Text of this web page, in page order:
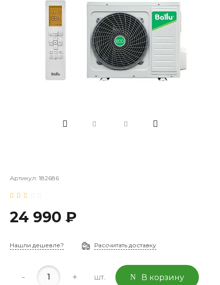
Артикул: 182686
24 990 ₽
Нашли дешевле? Рассчитать доставку
- + шт. В корзину